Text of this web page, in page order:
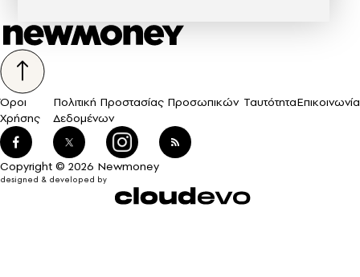
Όροι
Χρήσης
Πολιτική Προστασίας Προσωπικών
Δεδομένων
ΤαυτότηταΕπικοινωνία
Copyright © 2026 Newmoney
designed & developed by